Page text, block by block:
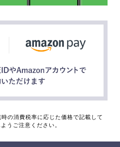
の消費税率に応じた価格で記載して
うご注意ください。